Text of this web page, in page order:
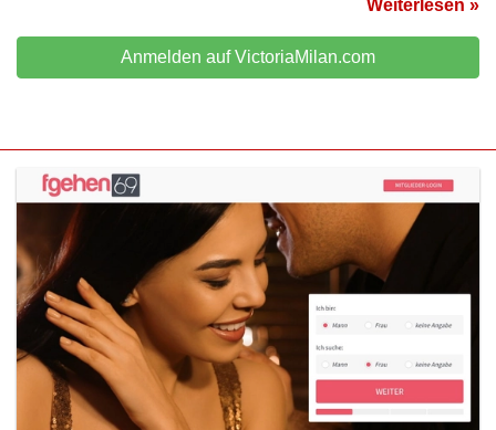
Weiterlesen »
Anmelden auf VictoriaMilan.com